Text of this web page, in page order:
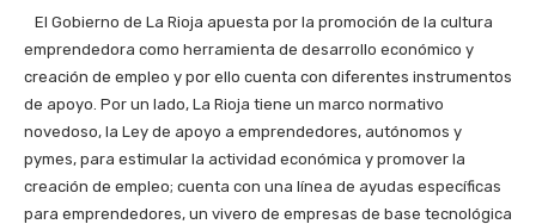
El Gobierno de La Rioja apuesta por la promoción de la cultura
emprendedora como herramienta de desarrollo económico y
creación de empleo y por ello cuenta con diferentes instrumentos
de apoyo. Por un lado, La Rioja tiene un marco normativo
novedoso, la Ley de apoyo a emprendedores, autónomos y
pymes, para estimular la actividad económica y promover la
creación de empleo; cuenta con una línea de ayudas específicas
para emprendedores, un vivero de empresas de base tecnológica